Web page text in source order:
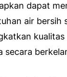
dapat
air bersih
kualitas
secara